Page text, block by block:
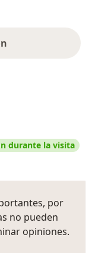
durante la visita
por
no pueden
opiniones.